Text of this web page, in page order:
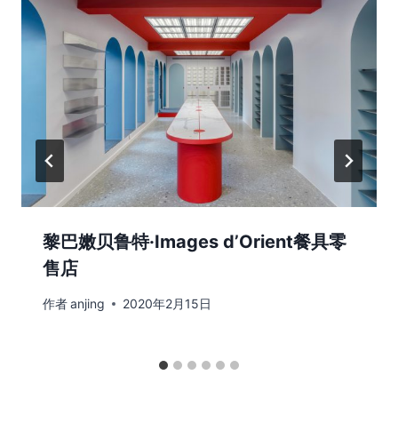
黎巴嫩贝鲁特·Images d’Orient餐具零
售店
作者anjing 2020年2月15日